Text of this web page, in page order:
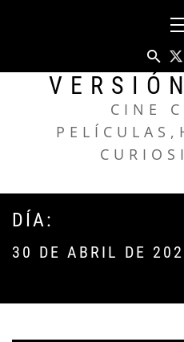
CINE
DÍA:
30 DE ABRIL DE